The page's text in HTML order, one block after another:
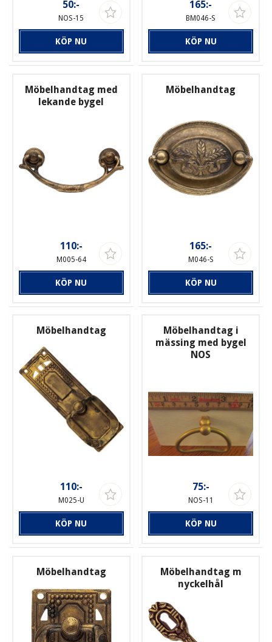
50:-
NOS-15
KÖP NU
165:-
BM046-S
KÖP NU
Möbelhandtag med
lekande bygel
110:-
M005-64
KÖP NU
Möbelhandtag
165:-
M046-S
KÖP NU
Möbelhandtag
110:-
M025-U
KÖP NU
Möbelhandtag i
mässing med bygel
NOS
75:-
NOS-11
KÖP NU
Möbelhandtag
Möbelhandtag m
nyckelhål